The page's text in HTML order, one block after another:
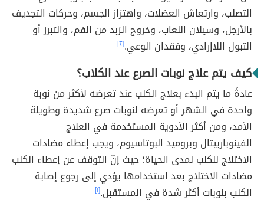
التصلب، وارتعاش العضلات، واهتزاز الجسم، وحركات التجديف
بالأرجل، وسيلان اللعاب، وخروج الزبد من الفم، والتبرز أو
التبول اللاإرادي، وفقدان الوعي.[٢]
كيف يتم علاج نوبات الصرع عند الكلاب؟
عادةً ما يتم البدء بعلاج الكلب عند تعرضه لأكثر من نوبة
واحدة في الشهر أو تعرضه لنوبات صرع شديدة وطويلة
الأمد، ومن أكثر الأدوية المستخدمة في العلاج
الفينوباربيتال وبروميد البوتاسيوم، ويجب إعطاء مضادات
الاختلاج للكلب لمدى الحياة؛ حيث إنّ التوقف عن إعطاء الكلب
مضادات الاختلاج بعد استخدامها يؤدي إلى رجوع إصابة
الكلب بنوبات أكثر شدة في المستقبل.[١]